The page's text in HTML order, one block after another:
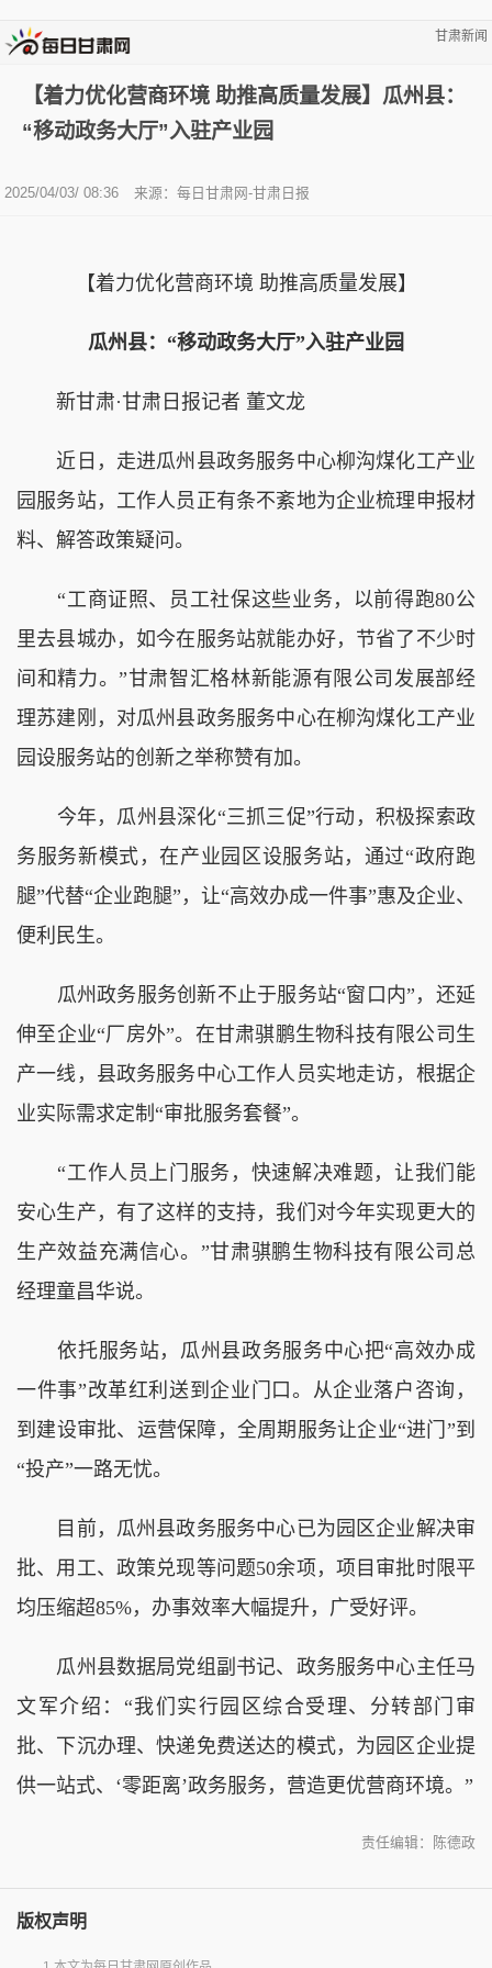
甘肃新闻
【着力优化营商环境 助推高质量发展】瓜州县：
“移动政务大厅”入驻产业园
2025/04/03/ 08:36 来源：每日甘肃网-甘肃日报
【着力优化营商环境 助推高质量发展】
瓜州县：“移动政务大厅”入驻产业园
新甘肃·甘肃日报记者 董文龙
近日，走进瓜州县政务服务中心柳沟煤化工产业
园服务站，工作人员正有条不紊地为企业梳理申报材
料、解答政策疑问。
“工商证照、员工社保这些业务，以前得跑80公
里去县城办，如今在服务站就能办好，节省了不少时
间和精力。”甘肃智汇格林新能源有限公司发展部经
理苏建刚，对瓜州县政务服务中心在柳沟煤化工产业
园设服务站的创新之举称赞有加。
今年，瓜州县深化“三抓三促”行动，积极探索政
务服务新模式，在产业园区设服务站，通过“政府跑
腿”代替“企业跑腿”，让“高效办成一件事”惠及企业、
便利民生。
瓜州政务服务创新不止于服务站“窗口内”，还延
伸至企业“厂房外”。在甘肃骐鹏生物科技有限公司生
产一线，县政务服务中心工作人员实地走访，根据企
业实际需求定制“审批服务套餐”。
“工作人员上门服务，快速解决难题，让我们能
安心生产，有了这样的支持，我们对今年实现更大的
生产效益充满信心。”甘肃骐鹏生物科技有限公司总
经理童昌华说。
依托服务站，瓜州县政务服务中心把“高效办成
一件事”改革红利送到企业门口。从企业落户咨询，
到建设审批、运营保障，全周期服务让企业“进门”到
“投产”一路无忧。
目前，瓜州县政务服务中心已为园区企业解决审
批、用工、政策兑现等问题50余项，项目审批时限平
均压缩超85%，办事效率大幅提升，广受好评。
瓜州县数据局党组副书记、政务服务中心主任马
文军介绍：“我们实行园区综合受理、分转部门审
批、下沉办理、快递免费送达的模式，为园区企业提
供一站式、‘零距离’政务服务，营造更优营商环境。”
责任编辑：陈德政
版权声明